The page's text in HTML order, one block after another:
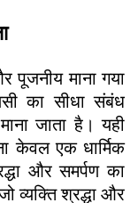
पूजनीय माना गया
का सीधा संबंध
जाता है। यही
केवल एक धार्मिक
और समर्पण का
व्यक्ति श्रद्धा और